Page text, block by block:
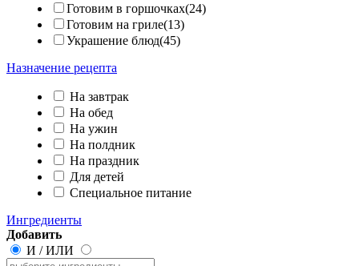
Готовим в горшочках(24)
Готовим на гриле(13)
Украшение блюд(45)
Назначение рецепта
На завтрак
На обед
На ужин
На полдник
На праздник
Для детей
Специальное питание
Ингредиенты
Добавить
И /ИЛИ